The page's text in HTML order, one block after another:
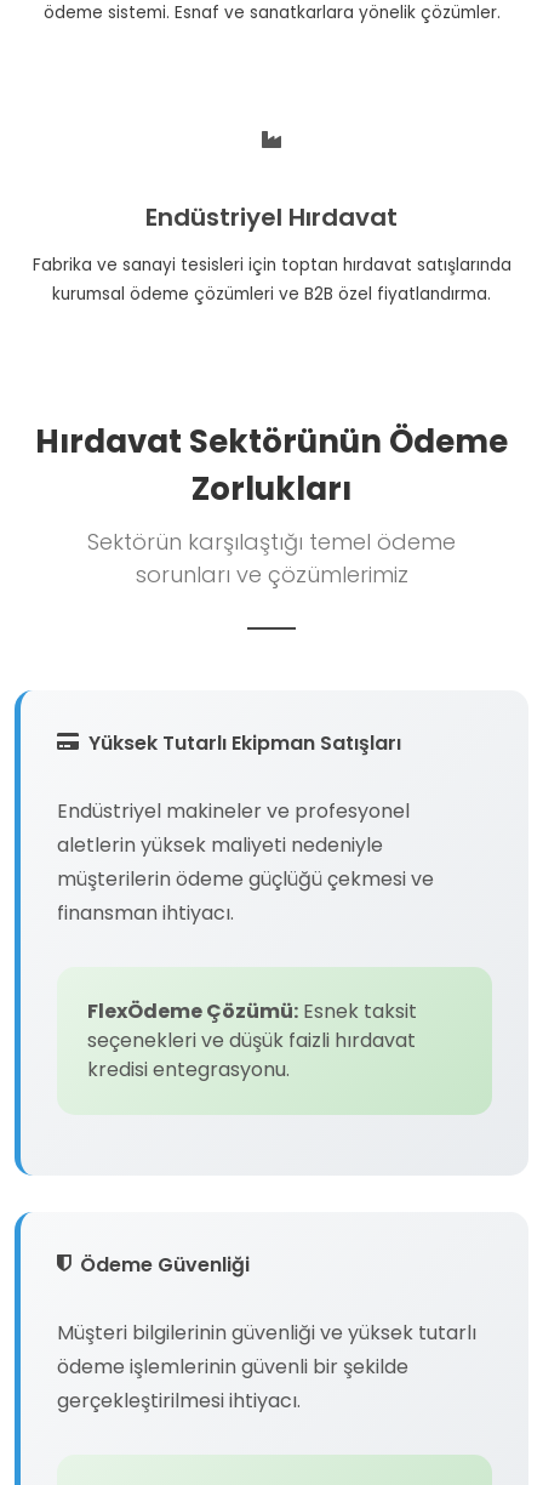
ödeme sistemi. Esnaf ve sanatkarlara yönelik çözümler.
Endüstriyel Hırdavat
Fabrika ve sanayi tesisleri için toptan hırdavat satışlarında
kurumsal ödeme çözümleri ve B2B özel fiyatlandırma.
Hırdavat Sektörünün Ödeme
Zorlukları
Sektörün karşılaştığı temel ödeme
sorunları ve çözümlerimiz
Yüksek Tutarlı Ekipman Satışları
Endüstriyel makineler ve profesyonel
aletlerin yüksek maliyeti nedeniyle
müşterilerin ödeme güçlüğü çekmesi ve
finansman ihtiyacı.
FlexÖdeme Çözümü: Esnek taksit
seçenekleri ve düşük faizli hırdavat
kredisi entegrasyonu.
Ödeme Güvenliği
Müşteri bilgilerinin güvenliği ve yüksek tutarlı
ödeme işlemlerinin güvenli bir şekilde
gerçekleştirilmesi ihtiyacı.